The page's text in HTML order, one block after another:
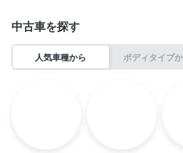
中古車を探す
人気車種から ボディタイプ